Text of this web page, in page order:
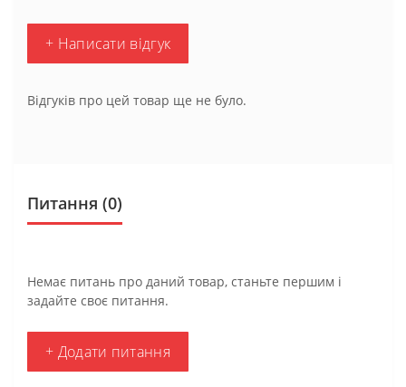
+ Написати відгук
Відгуків про цей товар ще не було.
Питання (0)
Немає питань про даний товар, станьте першим і
задайте своє питання.
+ Додати питання